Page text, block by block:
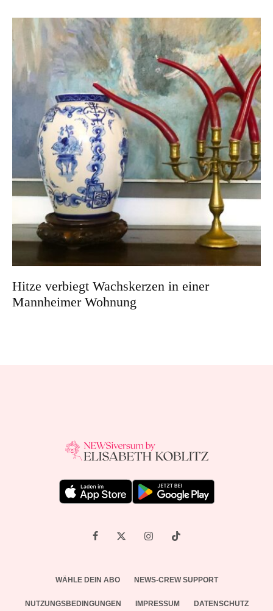
Hitze verbiegt Wachskerzen in einer
Mannheimer Wohnung
WÄHLE DEIN ABO NEWS-CREW SUPPORT
NUTZUNGSBEDINGUNGEN IMPRESSUM DATENSCHUTZ